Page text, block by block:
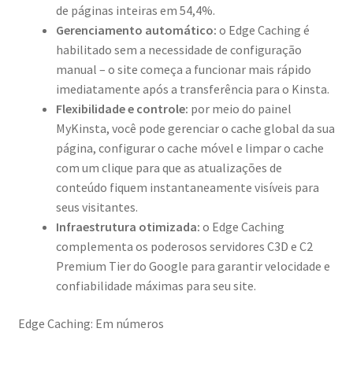
de páginas inteiras em 54,4%.
Gerenciamento automático: o Edge Caching é
habilitado sem a necessidade de configuração
manual – o site começa a funcionar mais rápido
imediatamente após a transferência para o Kinsta.
Flexibilidade e controle: por meio do painel
MyKinsta, você pode gerenciar o cache global da sua
página, configurar o cache móvel e limpar o cache
com um clique para que as atualizações de
conteúdo fiquem instantaneamente visíveis para
seus visitantes.
Infraestrutura otimizada: o Edge Caching
complementa os poderosos servidores C3D e C2
Premium Tier do Google para garantir velocidade e
confiabilidade máximas para seu site.
Edge Caching: Em números